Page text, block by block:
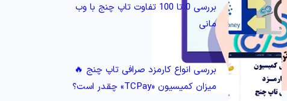
بررسی 0 تا 100 تفاوت تاپ چنج با وب
مانی
بررسی انواع کارمزد صرافی تاپ چنج 🔥
میزان کمیسیون «TCPay» چقدر است؟